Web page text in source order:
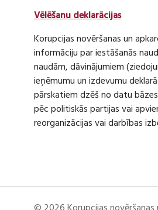
Vēlēšanu deklarācijas
Korupcijas novēršanas un
informāciju par iestāšanās
naudām, dāvinājumiem
ieņēmumu un izdevumu
pārskatiem dzēš no datu
pēc politiskās partijas vai
reorganizācijas vai darbības